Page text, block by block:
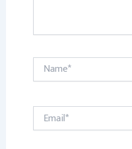
Name*
Email*